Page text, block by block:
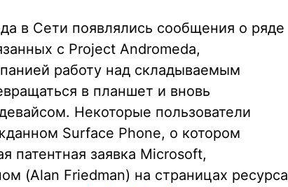
в Сети появлялись сообщения о ряде
с Project Andromeda,
работу над складываемым
в планшет и вновь
Некоторые пользователи
Surface Phone, о котором
патентная заявка Microsoft,
(Alan Friedman) на страницах ресурса